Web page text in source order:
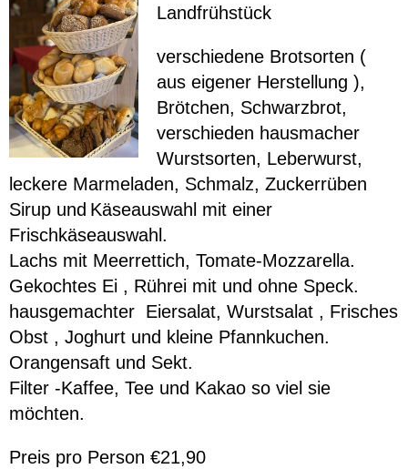
Landfrühstück
verschiedene Brotsorten (
aus eigener Herstellung ),
Brötchen, Schwarzbrot,
verschieden hausmacher
Wurstsorten, Leberwurst,
leckere Marmeladen, Schmalz, Zuckerrüben
Sirup und Käseauswahl mit einer
Frischkäseauswahl.
Lachs mit Meerrettich, Tomate-Mozzarella.
Gekochtes Ei , Rührei mit und ohne Speck.
hausgemachter Eiersalat, Wurstsalat , Frisches
Obst , Joghurt und kleine Pfannkuchen.
Orangensaft und Sekt.
Filter -Kaffee, Tee und Kakao so viel sie
möchten.
Preis pro Person €21,90